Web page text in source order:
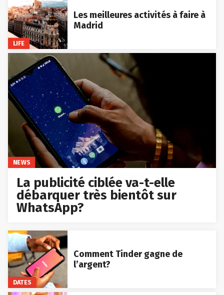
LIFE
Les meilleures activités à faire à
Madrid
NEWS
La publicité ciblée va-t-elle
débarquer très bientôt sur
WhatsApp?
DATES
Comment Tinder gagne de
l’argent?